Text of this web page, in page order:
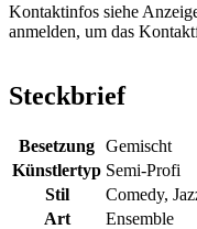
Kontaktinfos siehe
anmelden, um das
Steckbrief
Besetzung Gemischt
Künstlertyp Semi-Profi
Stil
Comedy,
Art
Ensemble